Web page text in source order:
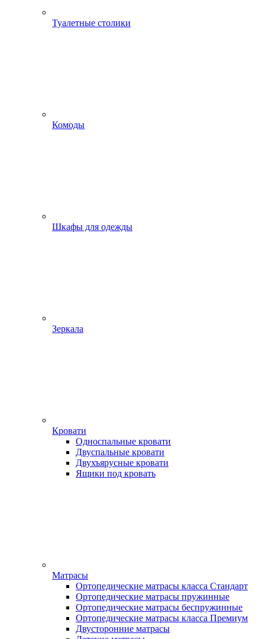
Туалетные столики
Комоды
Шкафы для одежды
Зеркала
Кровати
Односпальные кровати
Двуспальные кровати
Двухъярусные кровати
Ящики под кровать
Матрасы
Ортопедические матрасы класса Стандарт
Ортопедические матрасы пружинные
Ортопедические матрасы беспружинные
Ортопедические матрасы класса Премиум
Двусторонние матрасы